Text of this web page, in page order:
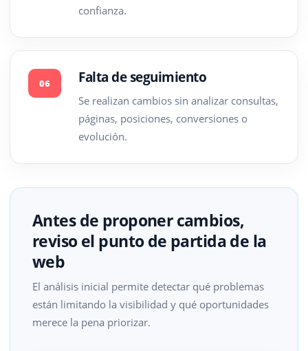
confianza.
06 Falta de seguimiento
Se realizan cambios sin analizar consultas,
páginas, posiciones, conversiones o
evolución.
Antes de proponer cambios,
reviso el punto de partida de la
web
El análisis inicial permite detectar qué problemas
están limitando la visibilidad y qué oportunidades
merece la pena priorizar.